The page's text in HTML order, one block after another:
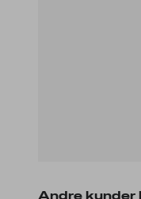
Andre kunder